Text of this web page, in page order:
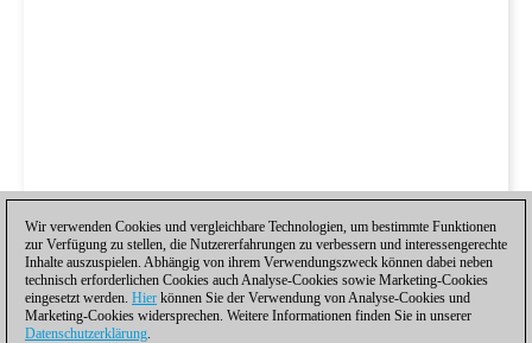
Wir verwenden Cookies und vergleichbare Technologien, um bestimmte Funktionen
zur Verfügung zu stellen, die Nutzererfahrungen zu verbessern und interessengerechte
Inhalte auszuspielen. Abhängig von ihrem Verwendungszweck können dabei neben
technisch erforderlichen Cookies auch Analyse-Cookies sowie Marketing-Cookies
eingesetzt werden. Hier können Sie der Verwendung von Analyse-Cookies und
Marketing-Cookies widersprechen. Weitere Informationen finden Sie in unserer
Datenschutzerklärung.